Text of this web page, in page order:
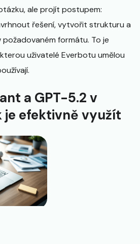
ale projít postupem:
řešení, vytvořit strukturu a
formátu. To je
uživatelé Everbotu umělou
a GPT-5.2 v
je efektivně využít